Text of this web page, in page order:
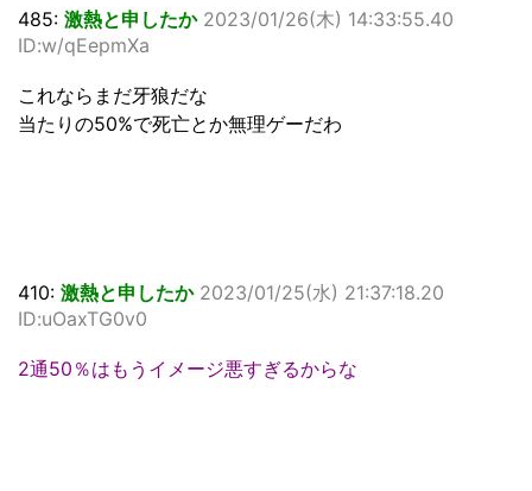
485: 激熱と申したか 2023/01/26(木) 14:33:55.40
ID:w/qEepmXa
これならまだ牙狼だな
当たりの50%で死亡とか無理ゲーだわ
410: 激熱と申したか 2023/01/25(水) 21:37:18.20
ID:uOaxTG0v0
2通50％はもうイメージ悪すぎるからな